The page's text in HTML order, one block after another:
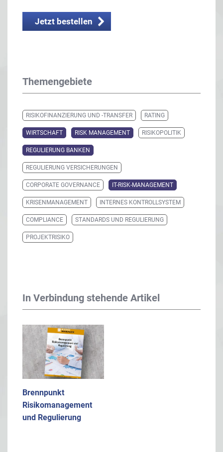
Jetzt bestellen
Themengebiete
RISIKOFINANZIERUNG UND -TRANSFER RATING
WIRTSCHAFT RISK MANAGEMENT RISIKOPOLITIK
REGULIERUNG BANKEN
REGULIERUNG VERSICHERUNGEN
CORPORATE GOVERNANCE IT-RISK-MANAGEMENT
KRISENMANAGEMENT INTERNES KONTROLLSYSTEM
COMPLIANCE STANDARDS UND REGULIERUNG
PROJEKTRISIKO
In Verbindung stehende Artikel
Brennpunkt
Risikomanagement
und Regulierung